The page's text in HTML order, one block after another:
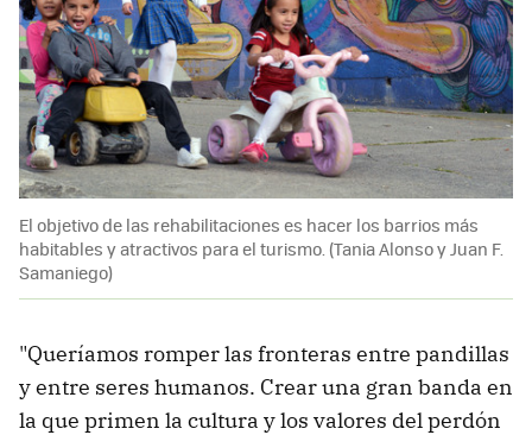
El objetivo de las rehabilitaciones es hacer los barrios más
habitables y atractivos para el turismo. (Tania Alonso y Juan F.
Samaniego)
"Queríamos romper las fronteras entre pandillas
y entre seres humanos. Crear una gran banda en
la que primen la cultura y los valores del perdón